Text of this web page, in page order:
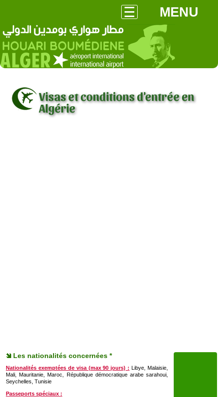
MENU
Visas et conditions d'entrée en
Algérie
Les nationalités concernées *
Nationalités exemptées de visa (max 90 jours) : Libye, Malaisie,
Mali, Mauritanie, Maroc, République démocratique arabe sarahoui,
Seychelles, Tunisie
Passeports spéciaux :